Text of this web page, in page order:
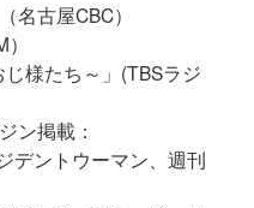
名古屋CBC）
じ様たち～」(TBSラジ
ン掲載：
デントウーマン、週刊